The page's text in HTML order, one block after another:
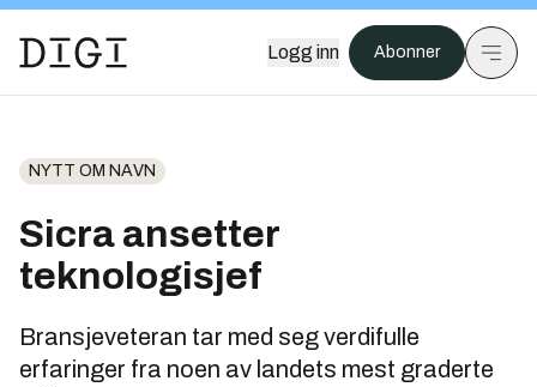
Logg inn Abonner
NYTT OM NAVN
Sicra ansetter
teknologisjef
Bransjeveteran tar med seg verdifulle
erfaringer fra noen av landets mest graderte